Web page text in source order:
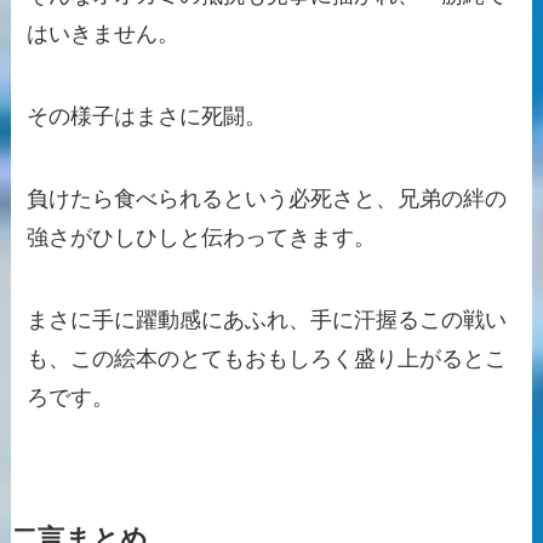
はいきません。
その様子はまさに死闘。
負けたら食べられるという必死さと、兄弟の絆の
強さがひしひしと伝わってきます。
まさに手に躍動感にあふれ、手に汗握るこの戦い
も、この絵本のとてもおもしろく盛り上がるとこ
ろです。